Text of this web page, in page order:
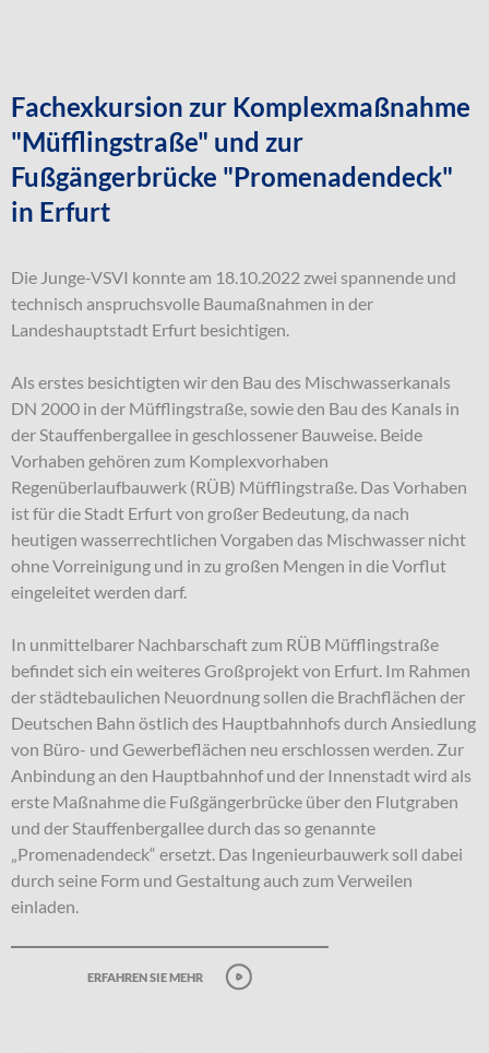
Fachexkursion zur Komplexmaßnahme
"Müfflingstraße" und zur
Fußgängerbrücke "Promenadendeck"
in Erfurt
Die Junge-VSVI konnte am 18.10.2022 zwei spannende und
technisch anspruchsvolle Baumaßnahmen in der
Landeshauptstadt Erfurt besichtigen.
Als erstes besichtigten wir den Bau des Mischwasserkanals
DN 2000 in der Müfflingstraße, sowie den Bau des Kanals in
der Stauffenbergallee in geschlossener Bauweise. Beide
Vorhaben gehören zum Komplexvorhaben
Regenüberlaufbauwerk (RÜB) Müfflingstraße. Das Vorhaben
ist für die Stadt Erfurt von großer Bedeutung, da nach
heutigen wasserrechtlichen Vorgaben das Mischwasser nicht
ohne Vorreinigung und in zu großen Mengen in die Vorflut
eingeleitet werden darf.
In unmittelbarer Nachbarschaft zum RÜB Müfflingstraße
befindet sich ein weiteres Großprojekt von Erfurt. Im Rahmen
der städtebaulichen Neuordnung sollen die Brachflächen der
Deutschen Bahn östlich des Hauptbahnhofs durch Ansiedlung
von Büro- und Gewerbeflächen neu erschlossen werden. Zur
Anbindung an den Hauptbahnhof und der Innenstadt wird als
erste Maßnahme die Fußgängerbrücke über den Flutgraben
und der Stauffenbergallee durch das so genannte
„Promenadendeck“ ersetzt. Das Ingenieurbauwerk soll dabei
durch seine Form und Gestaltung auch zum Verweilen
einladen.
erfahren sie mehr